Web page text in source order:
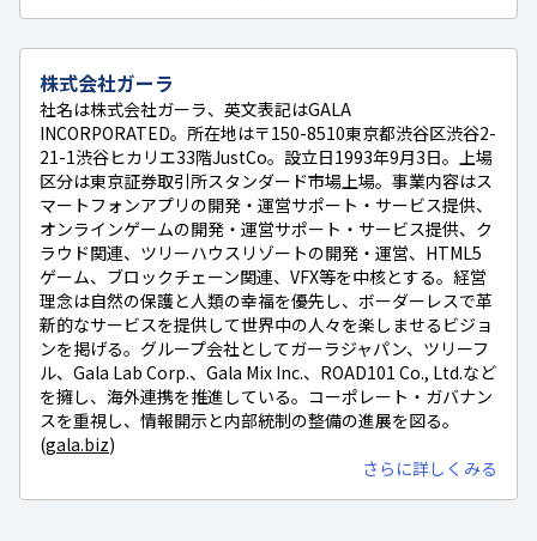
株式会社ガーラ
社名は株式会社ガーラ、英文表記はGALA
INCORPORATED。所在地は〒150-8510東京都渋谷区渋谷2-
21-1渋谷ヒカリエ33階JustCo。設立日1993年9月3日。上場
区分は東京証券取引所スタンダード市場上場。事業内容はス
マートフォンアプリの開発・運営サポート・サービス提供、
オンラインゲームの開発・運営サポート・サービス提供、ク
ラウド関連、ツリーハウスリゾートの開発・運営、HTML5
ゲーム、ブロックチェーン関連、VFX等を中核とする。経営
理念は自然の保護と人類の幸福を優先し、ボーダーレスで革
新的なサービスを提供して世界中の人々を楽しませるビジョ
ンを掲げる。グループ会社としてガーラジャパン、ツリーフ
ル、Gala Lab Corp.、Gala Mix Inc.、ROAD101 Co., Ltd.など
を擁し、海外連携を推進している。コーポレート・ガバナン
スを重視し、情報開示と内部統制の整備の進展を図る。
(gala.biz)
さらに詳しくみる